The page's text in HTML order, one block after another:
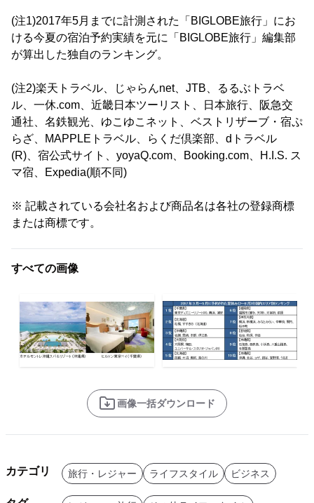
(注1)2017年5月までに計測された「BIGLOBE旅行」にお
ける今夏の宿泊予約実績を元に「BIGLOBE旅行」編集部
が算出した独自のランキング。
(注2)楽天トラベル、じゃらんnet、JTB、るるぶトラベ
ル、一休.com、近畿日本ツーリスト、日本旅行、阪急交
通社、名鉄観光、ゆこゆこネット、ベストリザーブ・宿ぷ
らざ、MAPPLEトラベル、らくだ倶楽部、dトラベル
(R)、宿公式サイト、yoyaQ.com、Booking.com、H.I.S. ス
マ宿、Expedia(順不同)
※ 記載されている会社名および商品名は各社の登録商標
または商標です。
すべての画像
画像一括ダウンロード
カテゴリ 旅行・レジャー ライフスタイル ビジネス